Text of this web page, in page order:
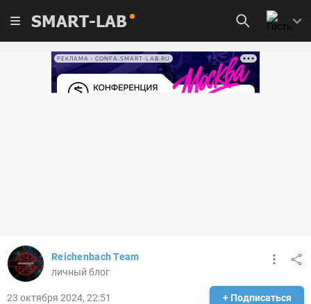
SMART-LAB
РЕКЛАМА • CONFA.SMART-LAB.RU
Reichenbach Team
личный блог
23 октября 2024, 22:51 + Подписаться